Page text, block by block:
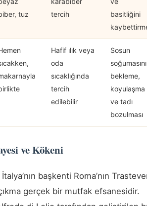
tuz
tercih
basitliğini
Hafif ılık veya
oda
sıcaklığında
tercih
edilebilir
Sosun
soğumasını
bekleme,
koyulaşma
ve tadı
bozulması
ve Kökeni
başkenti Roma’nın
gerçek bir mutfak efsanesidir.